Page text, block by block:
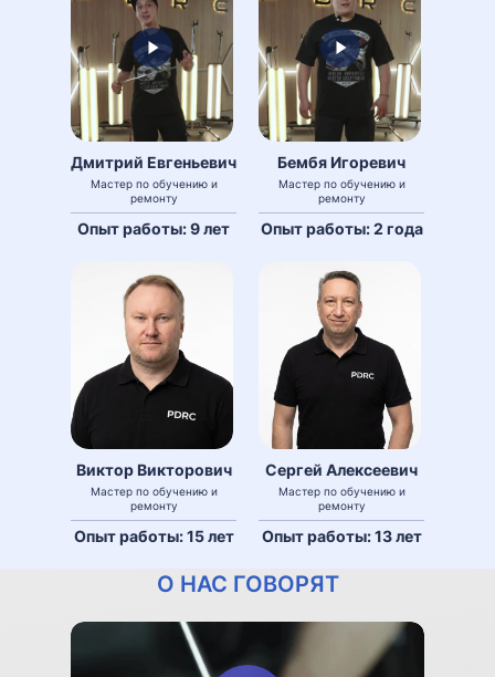
Дмитрий Евгеньевич
Мастер по обучению и
ремонту
Опыт работы: 9 лет
Бембя Игоревич
Мастер по обучению и
ремонту
Опыт работы: 2 года
Виктор Викторович
Мастер по обучению и
ремонту
Опыт работы: 15 лет
Сергей Алексеевич
Мастер по обучению и
ремонту
Опыт работы: 13 лет
О НАС ГОВОРЯТ